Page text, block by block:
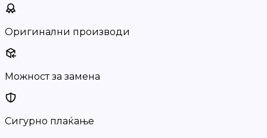
Оригинални производи
Можност за замена
Сигурно плаќање